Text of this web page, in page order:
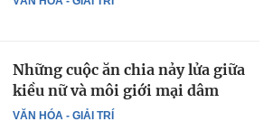
VĂN HÓA - GIẢI TRÍ
Những cuộc ăn chia nảy lửa giữa
kiều nữ và môi giới mại dâm